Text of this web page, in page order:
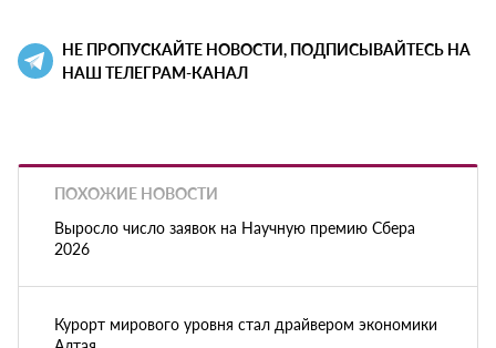
НЕ ПРОПУСКАЙТЕ НОВОСТИ, ПОДПИСЫВАЙТЕСЬ НА
НАШ ТЕЛЕГРАМ-КАНАЛ
ПОХОЖИЕ НОВОСТИ
Выросло число заявок на Научную премию Сбера
2026
Курорт мирового уровня стал драйвером экономики